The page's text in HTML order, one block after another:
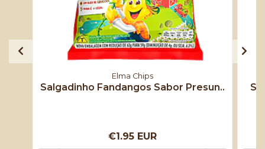
Elma Chips
Salgadinho Fandangos Sabor Presun..
€1.95 EUR